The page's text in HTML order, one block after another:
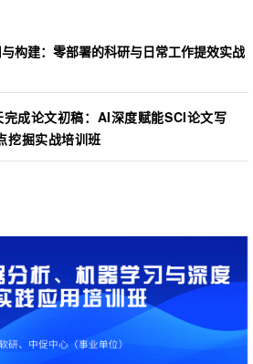
构建：零部署的科研与日常工作提效实战
完成论文初稿：AI深度赋能SCI论文写
挖掘实战培训班